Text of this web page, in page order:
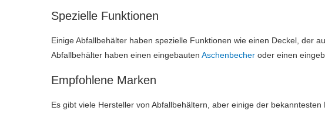
Spezielle Funktionen
Einige Abfallbehälter haben spezielle Funktionen wie einen Deckel, der
Abfallbehälter haben einen eingebauten Aschenbecher oder einen
Empfohlene Marken
Es gibt viele Hersteller von Abfallbehältern, aber einige der